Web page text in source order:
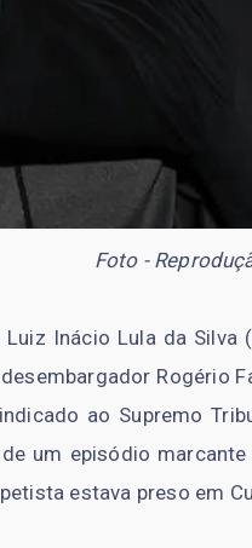
Foto -
Luiz Inácio Lula da
Rogério
ao Supremo
um episódio
estava preso em